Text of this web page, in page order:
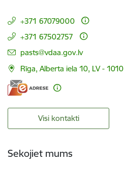
+371 67079000
+371 67502757
E-pasts:
pasts@vdaa.gov.lv
Rīga, Alberta iela 10, LV - 1010
Visi kontakti
Sekojiet mums